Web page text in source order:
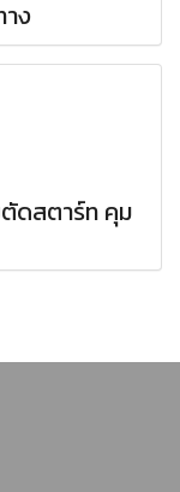
ง
ดสตาร์ท คุม